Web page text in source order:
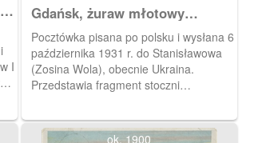
I
Gdańsk, żuraw młotowy
Dziadek
Pocztówka pisana po polsku i wysłana 6
października 1931 r. do Stanisławowa
(Zosina Wola), obecnie Ukraina.
Przedstawia fragment stoczni
zwanym Dziadkiem.
ok. 1900